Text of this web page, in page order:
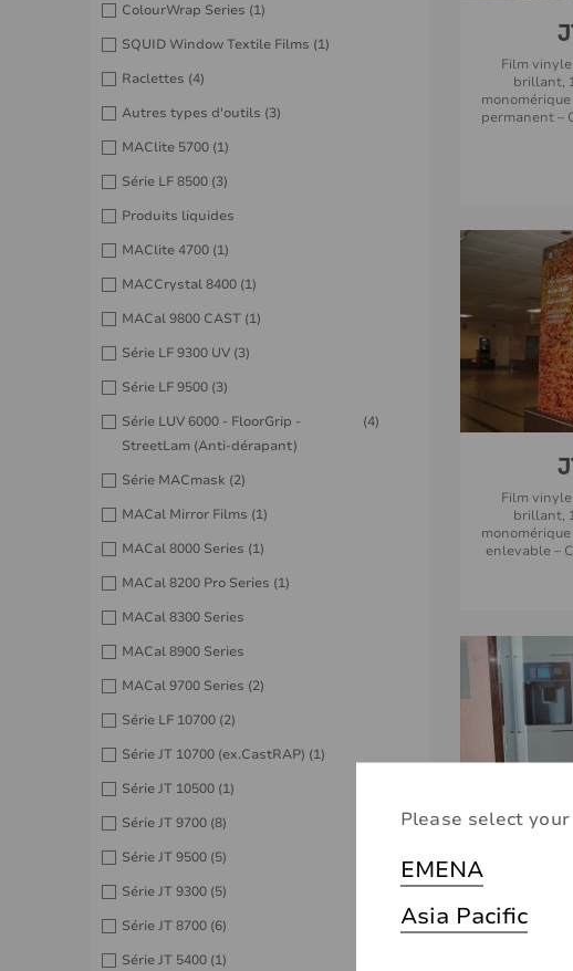
Please select
EMENA
Asia Pacific
ColourWrap Series (1)
SQUID Window Textile Films (1)
Raclettes (4)
Autres types d'outils (3)
MAClite 5700 (1)
Série LF 8500 (3)
Produits liquides
MAClite 4700 (1)
MACCrystal 8400 (1)
MACal 9800 CAST (1)
Série LF 9300 UV (3)
Série LF 9500 (3)
Série LUV 6000 - FloorGrip -
StreetLam (Anti-dérapant)
(4)
Série MACmask (2)
MACal Mirror Films (1)
MACal 8000 Series (1)
MACal 8200 Pro Series (1)
MACal 8300 Series
MACal 8900 Series
MACal 9700 Series (2)
Série LF 10700 (2)
Série JT 10700 (ex.CastRAP) (1)
Série JT 10500 (1)
Série JT 9700 (8)
Série JT 9500 (5)
Série JT 9300 (5)
Série JT 8700 (6)
Série JT 5400 (1)
Film
brillant,
permanent –
Film
brillant,
enlevable –
Film vinyle
100 µm.
adhésif